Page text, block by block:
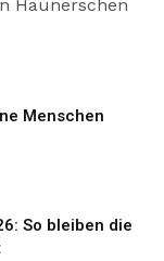
Haunerschen
Menschen
So bleiben die